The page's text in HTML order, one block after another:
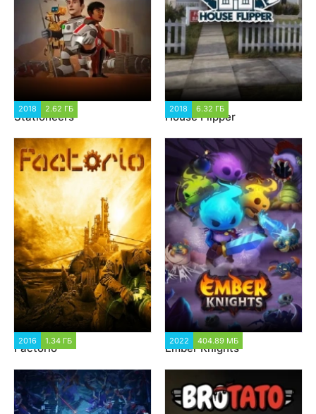
2018 2.62 ГБ
Stationeers
2018 6.32 ГБ
House Flipper
2016 1.34 ГБ
Factorio
2022 404.89 МБ
Ember Knights